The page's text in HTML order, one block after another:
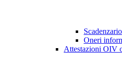
Oneri
Attestazioni OIV